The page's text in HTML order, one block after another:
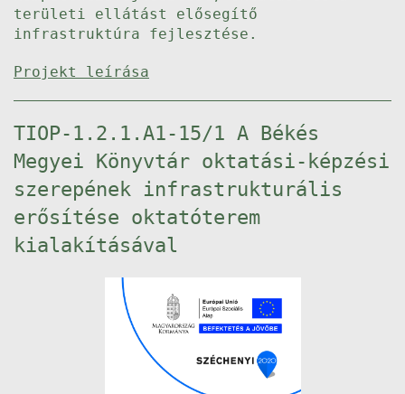
területi ellátást elősegítő
infrastruktúra fejlesztése.
Projekt leírása
TIOP-1.2.1.A1-15/1 A Békés
Megyei Könyvtár oktatási-képzési
szerepének infrastrukturális
erősítése oktatóterem
kialakításával